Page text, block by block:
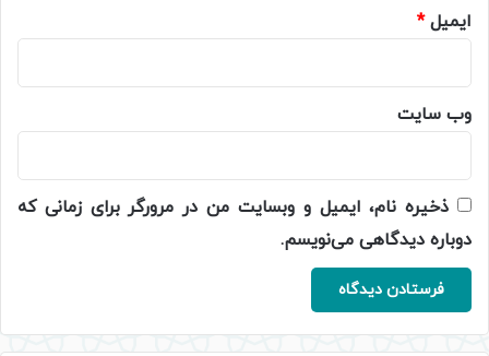
ایمیل*
وب‌ سایت
ذخیره نام، ایمیل و وبسایت من در مرورگر برای زمانی که
دوباره دیدگاهی می‌نویسم.